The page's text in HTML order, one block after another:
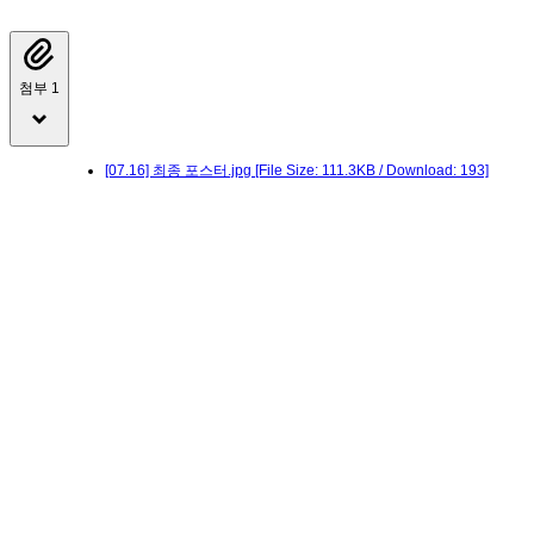
첨부 1
[07.16] 최종 포스터.jpg [File Size: 111.3KB / Download: 193]